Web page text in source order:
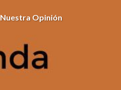
Nuestra Opinión